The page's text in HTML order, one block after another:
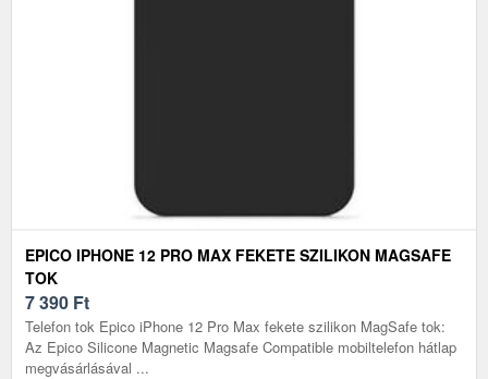
EPICO IPHONE 12 PRO MAX FEKETE SZILIKON MAGSAFE
TOK
7 390 Ft
Telefon tok Epico iPhone 12 Pro Max fekete szilikon MagSafe tok:
Az Epico Silicone Magnetic Magsafe Compatible mobiltelefon hátlap
megvásárlásával ...